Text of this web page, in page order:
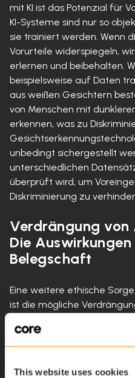
This website uses cookies
mit KI ist das Potenzial für
KI-Systeme sind nur so
sie trainiert werden. Wenn
Vorurteile widerspiegeln,
erlernen und beibehalten.
beispielsweise auf Daten
aus weißen Gesichtern
von Menschen mit
erkennen, was zu
unbedingt sichergestellt
unterschiedlichen
überprüft wird, um
Diskriminierung zu
Verdrängung
Die
Belegschaft
Eine weitere ethische
ist die mögliche
KI immer ausgefeilter wird,
menschliche Arbeitskräfte
ersetzen. Dies könnte